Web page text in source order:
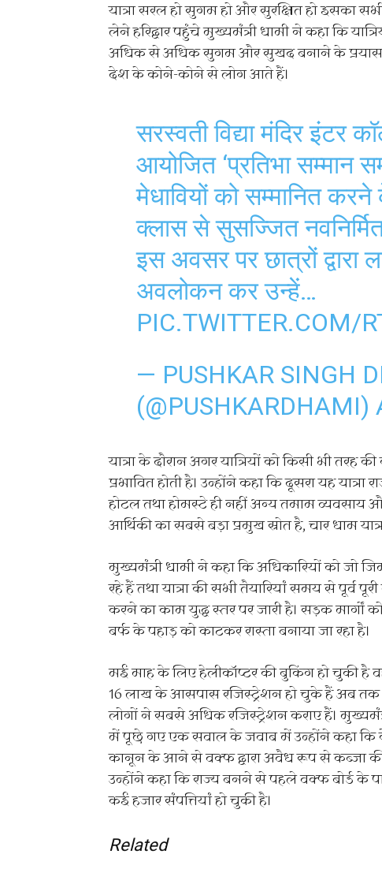
यात्रा सरल हो सुगम हो और सुरक्षित हो इसका
लेने हरिद्वार पहुंचे मुख्यमंत्री धामी ने कहा कि
अधिक से अधिक सुगम और सुखद बनाने के प्रयास
देश के कोने-कोने से लोग आते हैं।
सरस्वती विद्या मंदिर इंटर
आयोजित ‘प्रतिभा सम्मान
मेधावियों को सम्मानित
क्लास से सुसज्जित
इस अवसर पर छात्रों द्वारा
अवलोकन कर उन्हें…
PIC.TWITTER.COM/
— PUSHKAR SINGH
(@PUSHKARDHAMI)
यात्रा के दौरान अगर यात्रियों को किसी भी तरह
प्रभावित होती है। उन्होंने कहा कि दूसरा यह यात्रा
होटल तथा होमस्टे ही नहीं अन्य तमाम व्यवसाय
आर्थिकी का सबसे बड़ा प्रमुख स्रोत है, चार धाम
मुख्यमंत्री धामी ने कहा कि अधिकारियों को जो
रहे हैं तथा यात्रा की सभी तैयारियां समय से पूर्व
करने का काम युद्ध स्तर पर जारी है। सड़क मार्गों
बर्फ के पहाड़ को काटकर रास्ता बनाया जा रहा है।
मई माह के लिए हेलीकॉप्टर की बुकिंग हो चुकी है
16 लाख के आसपास रजिस्ट्रेशन हो चुके हैं अब तक
लोगों ने सबसे अधिक रजिस्ट्रेशन कराए हैं।
में पूछे गए एक सवाल के जवाब में उन्होंने कहा कि
कानून के आने से वक्फ द्वारा अवैध रूप से कब्जा की
उन्होंने कहा कि राज्य बनने से पहले वक्फ बोर्ड के
कई हजार संपत्तियां हो चुकी है।
Related